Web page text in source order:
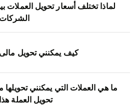
لماذا تختلف أسعار تحويل العملات بين
الشركات؟
كيف يمكنني تحويل مالى؟
ما هي العملات التي يمكنني تحويلها مع
تحويل العملة هذا؟